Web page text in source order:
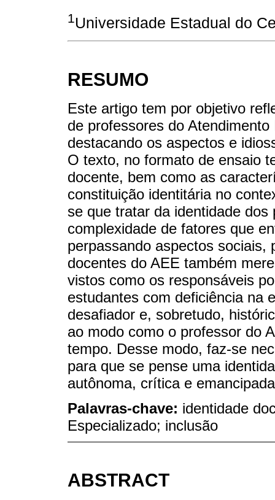
1Universidade Estadual do
RESUMO
Este artigo tem por objetivo
de professores do
destacando os aspectos e
O texto, no formato de ensaio
docente, bem como as
constituição identitária no
se que tratar da identidade
complexidade de fatores que
perpassando aspectos sociais,
docentes do AEE também
vistos como os responsáveis
estudantes com deficiência na
desafiador e, sobretudo,
ao modo como o professor do
tempo. Desse modo, faz-se
para que se pense uma
autônoma, crítica e
Palavras-chave: identidade
Especializado; inclusão
ABSTRACT